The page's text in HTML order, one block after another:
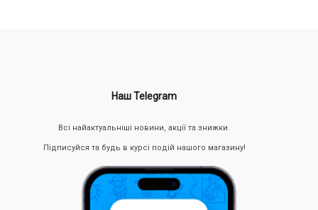
Наш Telegram
Всі найактуальніші новини, акції та знижки.
Підписуйся та будь в курсі подій нашого магазину!